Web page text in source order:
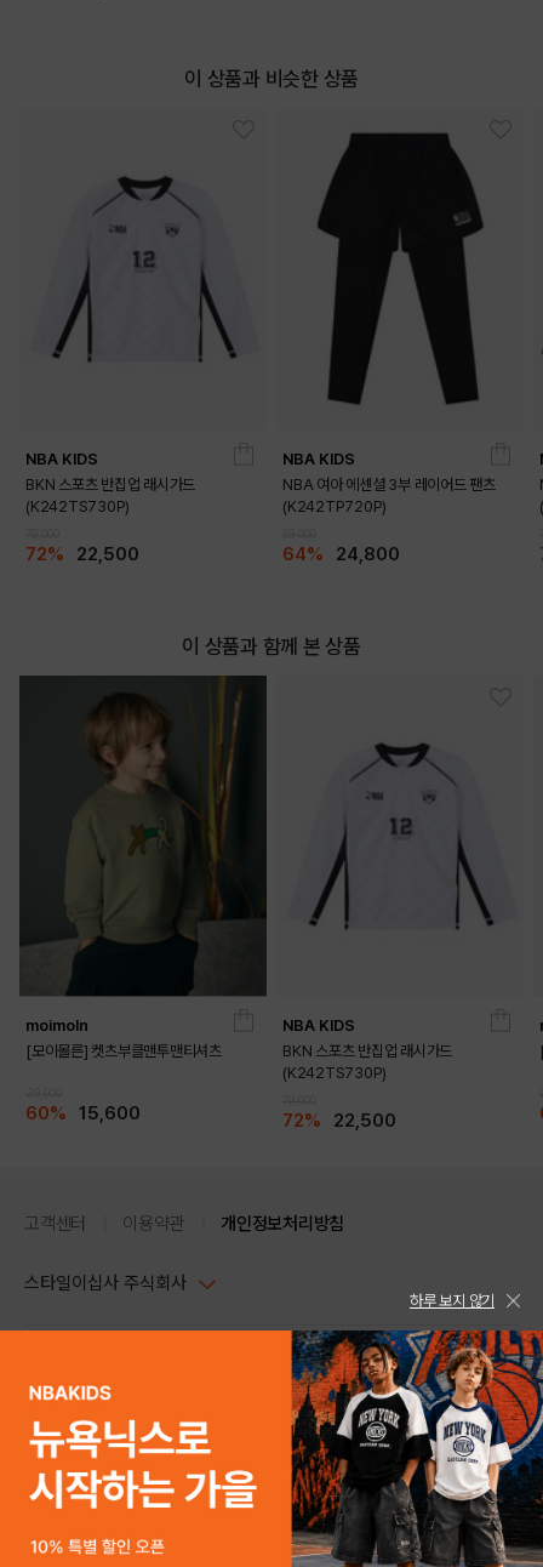
DETAILS
이 상품과 비슷한 상품
NBA KIDS
BKN 스포츠 반집업 래시가드
(K242TS730P)
72% 22,500
NBA KIDS
NBA 여아 에센셜 3부 레이어드 팬츠
(K242TP720P)
64% 24,800
이 상품과 함께 본 상품
moimoln
[모이몰른] 켓츠부클맨투맨티셔츠
60% 15,600
NBA KIDS
BKN 스포츠 반집업 래시가드
(K242TS730P)
72% 22,500
고객센터 이용약관 개인정보처리방침
스타일이십사 주식회사
주소 : 서울시 강남구 논현로 633, 6층 (논현동, 한세엠케이빌딩)
사업자등록번호 : 116-81-32499
통신판매업신고번호 : 제 2024-서울강남-04239
호스팅 서비스 : 스타일이십사㈜
고객센터 1544-5336(평일 09:00~ 18:00 토/일/공휴일 휴무)
스타일24 고객센터 1544-5336
평일 09:00~ 18:00 (토/일/공휴일 휴무)
help Email : help@style24.com
COPYRIGHTⓒ2021 STYLE24 ALL RIGHTS RESERVED.
하루 보지 않기